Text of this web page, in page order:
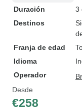
Duración
3
Destinos
Franja de edad
Idioma
Operador
Desde
€258